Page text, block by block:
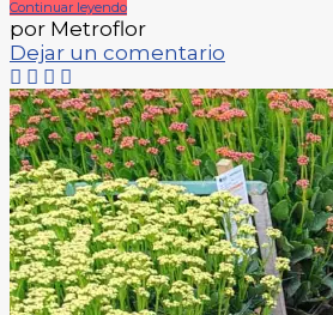
Continuar leyendo
por Metroflor
Dejar un comentario